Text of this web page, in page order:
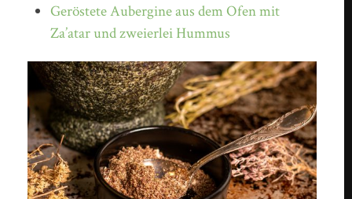
Geröstete Aubergine aus dem Ofen mit
Za’atar und zweierlei Hummus